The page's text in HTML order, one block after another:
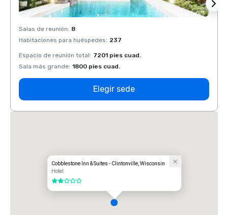
Salas de reunión: 8
Habitaciones para huéspedes: 237
Espacio de reunión total: 7201 pies cuad.
Sala más grande: 1800 pies cuad.
Elegir sede
Cobblestone Inn & Suites - Clintonville, Wisconsin
Hotel
2 de 5